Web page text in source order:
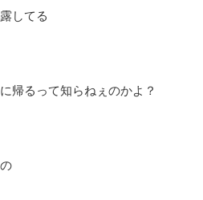
してる
帰るって知らねぇのかよ？